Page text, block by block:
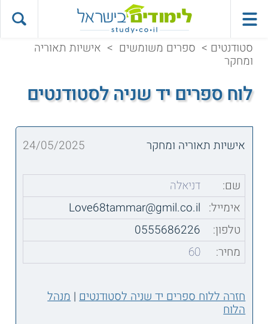
סטודנטים > ספרים משומשים > אישיות תאוריה
ומחקר
לוח ספרים יד שניה לסטודנטים
אישיות תאוריה ומחקר 24/05/2025
שם:
דניאלה
אימייל: Love68tammar@gmil.co.il
טלפון:
0555686226
מחיר:
60
חזרה ללוח ספרים יד שניה לסטודנטים|מנהל
הלוח